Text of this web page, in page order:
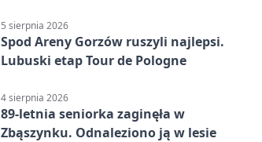
5 sierpnia 2026
Spod Areny Gorzów ruszyli najlepsi.
Lubuski etap Tour de Pologne
4 sierpnia 2026
89-letnia seniorka zaginęła w
Zbąszynku. Odnaleziono ją w lesie